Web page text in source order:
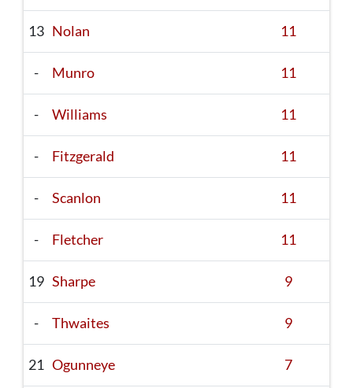
13 Nolan 11
- Munro 11
- Williams 11
- Fitzgerald 11
- Scanlon 11
- Fletcher 11
19 Sharpe 9
- Thwaites 9
21 Ogunneye 7